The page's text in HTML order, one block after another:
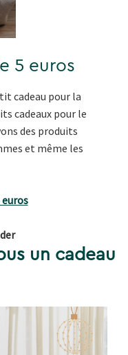
5 euros
cadeau pour la
cadeaux pour le
des produits
et même les
euros
un cadeau